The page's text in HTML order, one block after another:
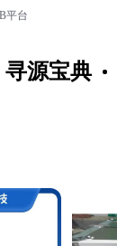
平台
寻源宝典